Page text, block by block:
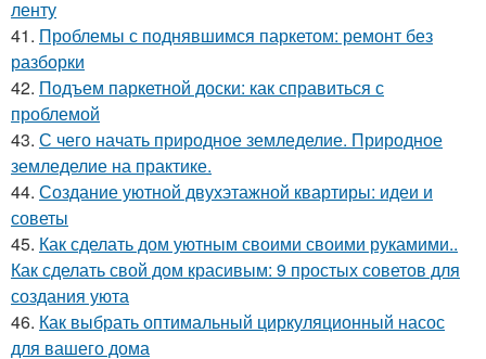
ленту
41. Проблемы с поднявшимся паркетом: ремонт без
разборки
42. Подъем паркетной доски: как справиться с
проблемой
43. С чего начать природное земледелие. Природное
земледелие на практике.
44. Создание уютной двухэтажной квартиры: идеи и
советы
45. Как сделать дом уютным своими своими рукамими..
Как сделать свой дом красивым: 9 простых советов для
создания уюта
46. Как выбрать оптимальный циркуляционный насос
для вашего дома